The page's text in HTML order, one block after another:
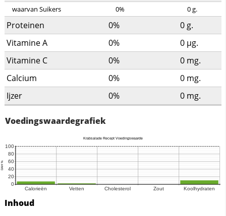
waarvan Suikers
0% 0g.
Proteinen 0% 0 g.
Vitamine A
0% 0 µg.
Vitamine C
0% 0 mg.
Calcium
0% 0 mg.
Ijzer
0% 0 mg.
Voedingswaardegrafiek
Inhoud